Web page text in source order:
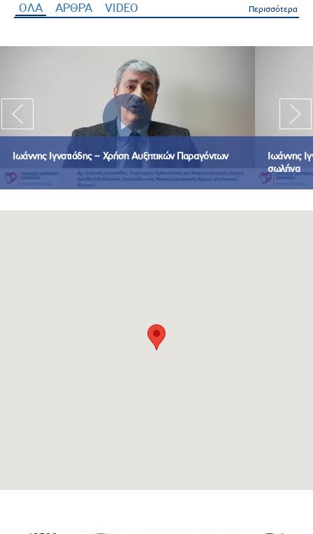
ΟΛΑ (ενεργή καρτέλα)
ΑΡΘΡΑ VIDEO Περισσότερα
Ιωάννης Ιγνατιάδης – Χρήση Αυξητικών Παραγόντων
Ιωάννης
σωλήνα